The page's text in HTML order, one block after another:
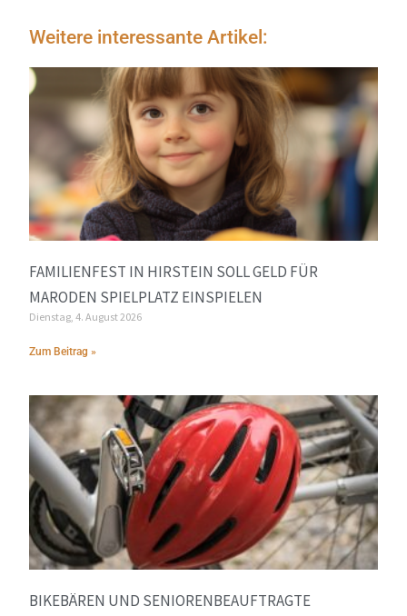
Weitere interessante Artikel:
FAMILIENFEST IN HIRSTEIN SOLL GELD FÜR
MARODEN SPIELPLATZ EINSPIELEN
Dienstag, 4. August 2026
Zum Beitrag »
BIKEBÄREN UND SENIORENBEAUFTRAGTE